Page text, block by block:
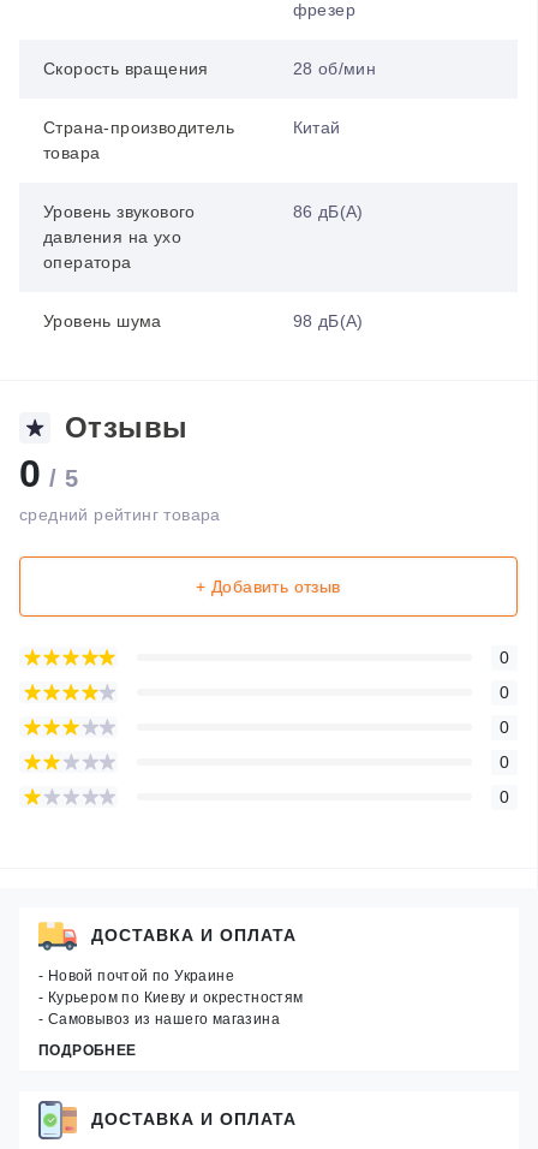
фрезер
Скорость вращения 28 об/мин
Страна-производитель
товара
Китай
Уровень звукового
давления на ухо
оператора
86 дБ(А)
Уровень шума 98 дБ(А)
Отзывы
0 / 5
средний рейтинг товара
+ Добавить отзыв
0
0
0
0
0
ДОСТАВКА И ОПЛАТА
- Новой почтой по Украине
- Курьером по Киеву и окрестностям
- Самовывоз из нашего магазина
ПОДРОБНЕЕ
ДОСТАВКА И ОПЛАТА